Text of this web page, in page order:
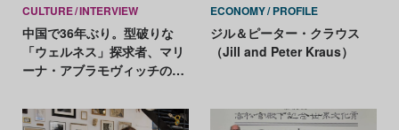
CULTURE INTERVIEW
中国で36年ぶり。型破りな
「ウェルネス」探求者、マリ
ーナ・アブラモヴィッチの展
ECONOMY PROFILE
ジル＆ピーター・クラウス
（Jill and Peter Kraus）